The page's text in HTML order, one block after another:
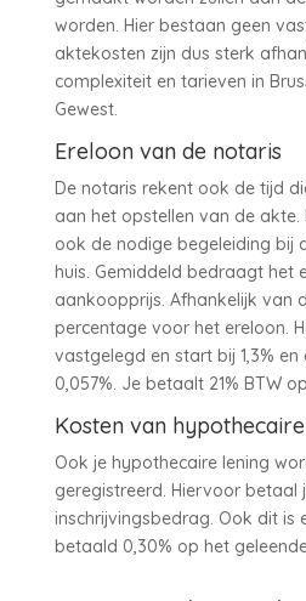
worden. Hier bestaan geen
aktekosten zijn dus sterk
complexiteit en tarieven in
Gewest.
Ereloon van de notaris
De notaris rekent ook de tijd
aan het opstellen van de
ook de nodige begeleiding bij
huis. Gemiddeld bedraagt het
aankoopprijs. Afhankelijk van
percentage voor het ereloon.
vastgelegd en start bij 1,3%
0,057%. Je betaalt 21% BTW
Kosten van
Ook je hypothecaire lening
geregistreerd. Hiervoor betaal
inschrijvingsbedrag. Ook dit is
betaald 0,30% op het